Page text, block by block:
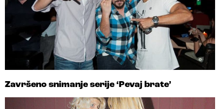
Završeno snimanje serije ‘Pevaj brate’